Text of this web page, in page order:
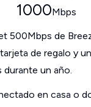
1000Mbps
500Mbps de
de regalo y
durante un año.
en casa o